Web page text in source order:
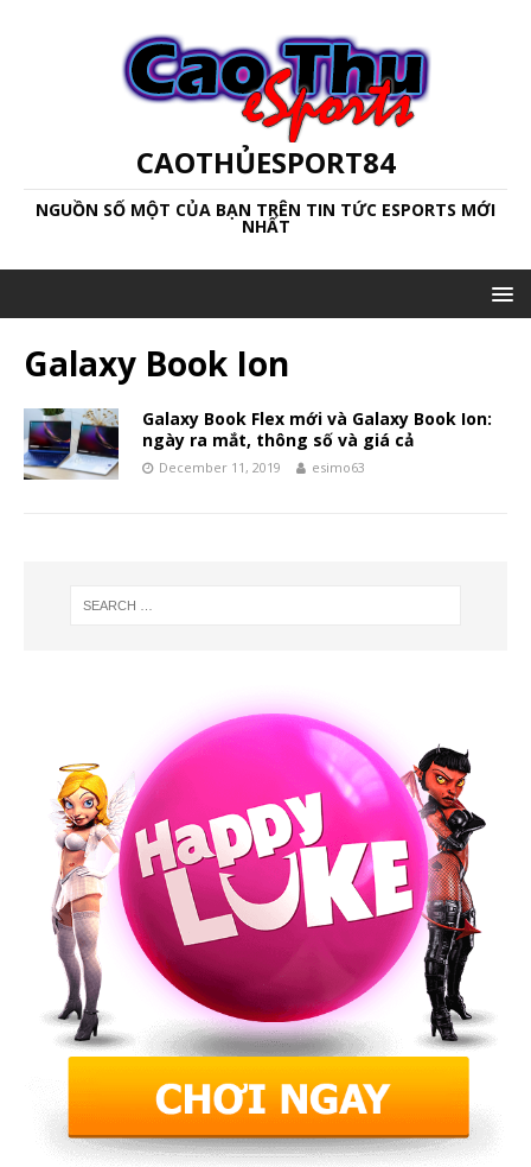
CAOTHỦESPORT84
NGUỒN SỐ MỘT CỦA BẠN TRÊN TIN TỨC ESPORTS MỚI
NHẤT
Galaxy Book Ion
Galaxy Book Flex mới và Galaxy Book Ion:
ngày ra mắt, thông số và giá cả
December 11, 2019 esimo63